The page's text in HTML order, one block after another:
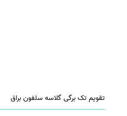
تقویم تک برگی گلاسه سلفون براق